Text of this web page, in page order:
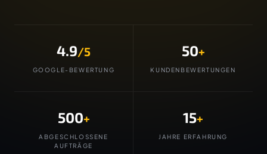
4.9/5
GOOGLE-BEWERTUNG
50+
KUNDENBEWERTUNGEN
500+
ABGESCHLOSSENE
AUFTRÄGE
15+
JAHRE ERFAHRUNG